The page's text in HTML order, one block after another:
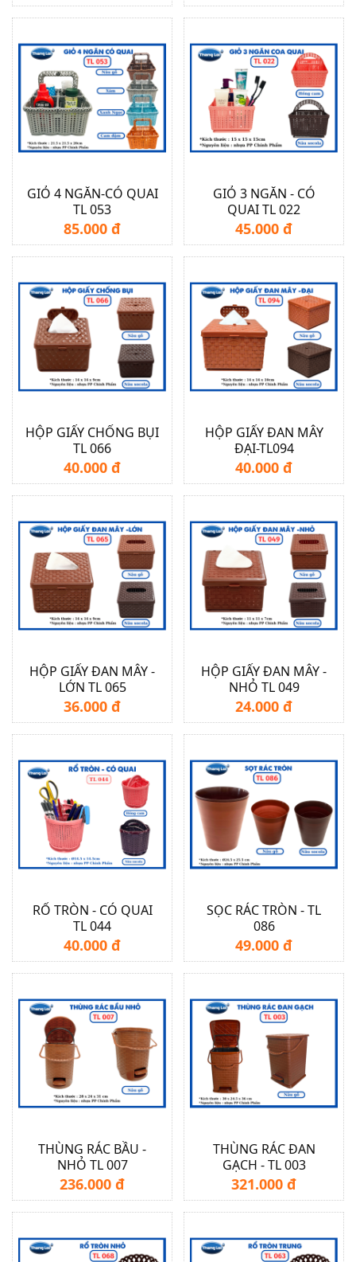
GIỎ 4 NGĂN-CÓ QUAI
TL 053
85.000 đ
GIỎ 3 NGĂN - CÓ
QUAI TL 022
45.000 đ
HỘP GIẤY CHỐNG BỤI
TL 066
40.000 đ
HỘP GIẤY ĐAN MÂY
ĐẠI-TL094
40.000 đ
HỘP GIẤY ĐAN MÂY -
LỚN TL 065
36.000 đ
HỘP GIẤY ĐAN MÂY -
NHỎ TL 049
24.000 đ
RỔ TRÒN - CÓ QUAI
TL 044
40.000 đ
SỌC RÁC TRÒN - TL
086
49.000 đ
THÙNG RÁC BẦU -
NHỎ TL 007
236.000 đ
THÙNG RÁC ĐAN
GẠCH - TL 003
321.000 đ